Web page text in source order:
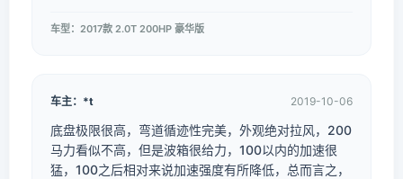
车型：2017款 2.0T 200HP 豪华版
车主：*t 2019-10-06
底盘极限很高，弯道循迹性完美，外观绝对拉风，200
马力看似不高，但是波箱很给力，100以内的加速很
猛，100之后相对来说加速强度有所降低，总而言之，